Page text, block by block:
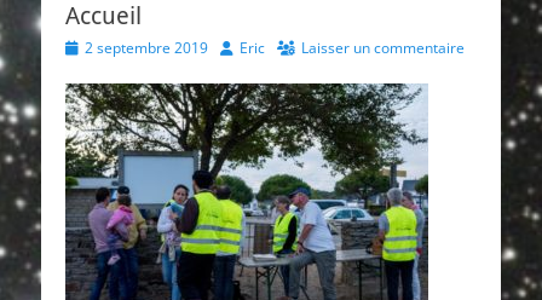
Accueil
Posted
2 septembre 2019 Author
Eric Laisser un commentaire